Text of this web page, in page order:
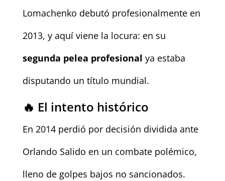
Lomachenko debutó profesionalmente en
2013, y aquí viene la locura: en su
segunda pelea profesional ya estaba
disputando un título mundial.
🔥 El intento histórico
En 2014 perdió por decisión dividida ante
Orlando Salido en un combate polémico,
lleno de golpes bajos no sancionados.